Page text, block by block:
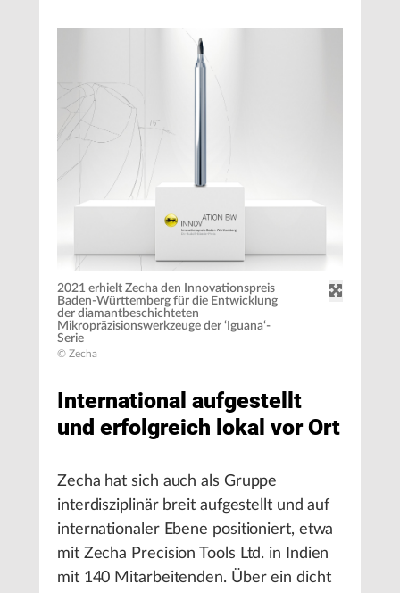
2021 erhielt Zecha den Innovationspreis
Baden-Württemberg für die Entwicklung
der diamantbeschichteten
Mikropräzisionswerkzeuge der ‘Iguana‘-
Serie
© Zecha
International aufgestellt
und erfolgreich lokal vor Ort
Zecha hat sich auch als Gruppe
interdisziplinär breit aufgestellt und auf
internationaler Ebene positioniert, etwa
mit Zecha Precision Tools Ltd. in Indien
mit 140 Mitarbeitenden. Über ein dicht